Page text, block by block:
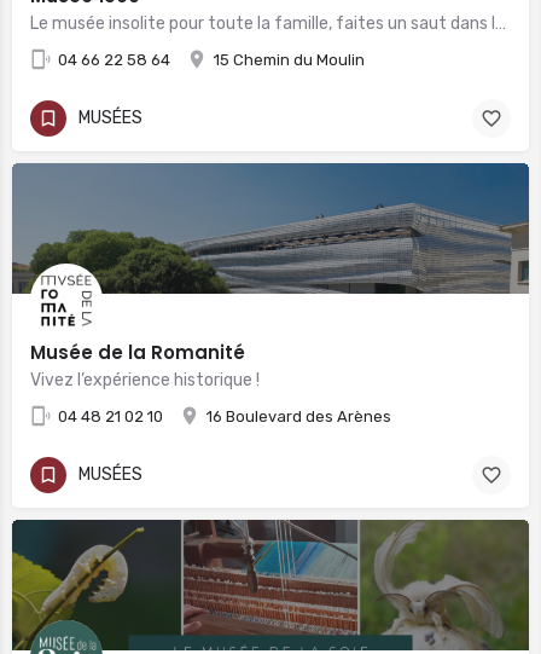
Le musée insolite pour toute la famille, faites un saut dans le temps !
04 66 22 58 64 15 Chemin du Moulin
MUSÉES
Musée de la Romanité
Vivez l’expérience historique !
04 48 21 02 10 16 Boulevard des Arènes
MUSÉES